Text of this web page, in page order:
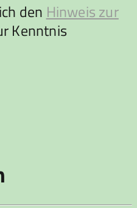
den Hinweis zur
Kenntnis